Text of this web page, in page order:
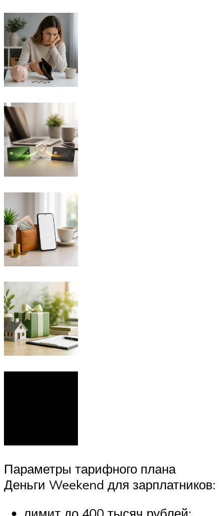
Параметры тарифного плана
Деньги Weekend для зарплатников: